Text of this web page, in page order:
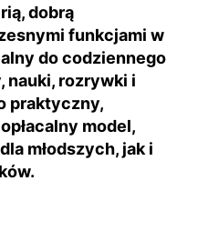
dobrą
funkcjami w
do codziennego
nauki, rozrywki i
praktyczny,
model,
młodszych, jak i